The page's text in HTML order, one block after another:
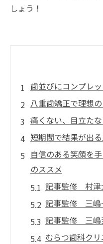
しょう！
歯並びにコンプレ
八重歯矯正で理想
痛くない、目立た
短期間で結果が出
自信のある笑顔を
のススメ
記事監修 村津
記事監修 三嶋
記事監修 三嶋
むらつ歯科クリ